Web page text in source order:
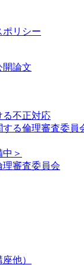
ポリシー
開論文
る不正対応
する倫理審査委員
＞
理審査委員会
他）